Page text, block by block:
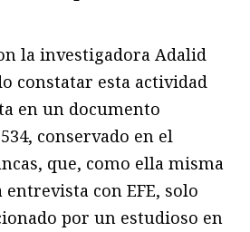
la investigadora Adalid
constatar esta actividad
en un documento
conservado en el
que, como ella misma
con EFE, solo
por un estudioso en